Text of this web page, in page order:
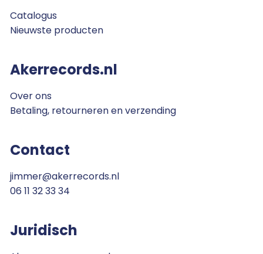
Catalogus
Nieuwste producten
Akerrecords.nl
Over ons
Betaling, retourneren en verzending
Contact
jimmer@akerrecords.nl
06 11 32 33 34
Juridisch